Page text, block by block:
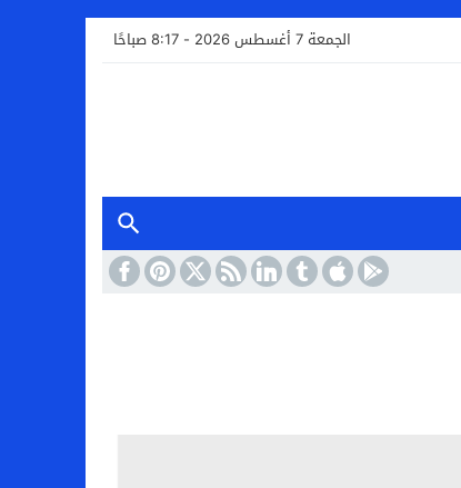
الجمعة 7 أغسطس 2026 - 8:17 صباحًا